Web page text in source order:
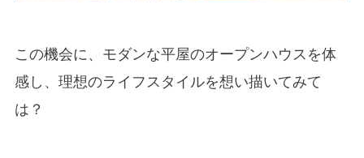
この機会に、モダンな平屋のオープンハウスを体
感し、 理想のライフスタイルを想い描いてみて
は？